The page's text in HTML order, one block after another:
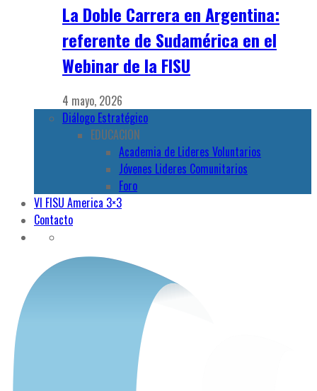
La Doble Carrera en Argentina:
referente de Sudamérica en el
Webinar de la FISU
4 mayo, 2026
Diálogo Estratégico
EDUCACION
Academia de Lideres Voluntarios
Jóvenes Lideres Comunitarios
Foro
VI FISU America 3×3
Contacto